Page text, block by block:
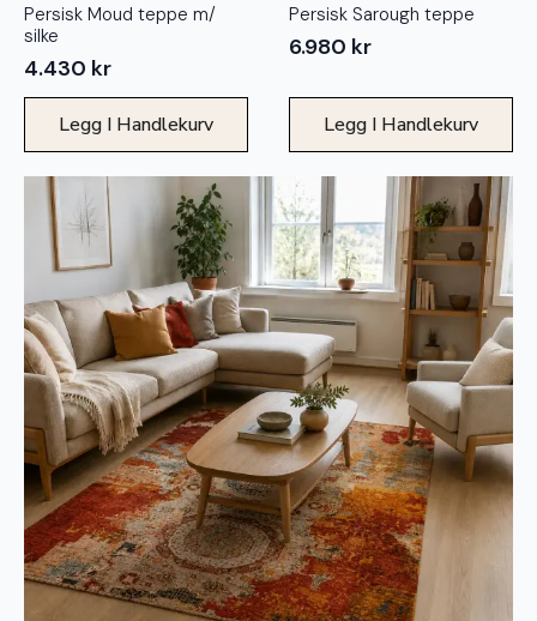
Persisk Moud teppe m/
silke
4.430 kr
Legg I Handlekurv
Persisk Sarough teppe
6.980 kr
Legg I Handlekurv